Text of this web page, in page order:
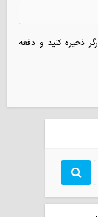
ذخیره کنید و دفعه